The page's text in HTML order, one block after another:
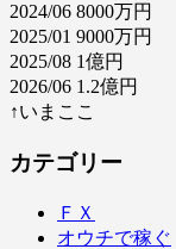
2024/06 8000万円
2025/01 9000万円
2025/08 1億円
2026/06 1.2億円
↑いまここ
カテゴリー
ＦＸ
オウチで稼ぐ